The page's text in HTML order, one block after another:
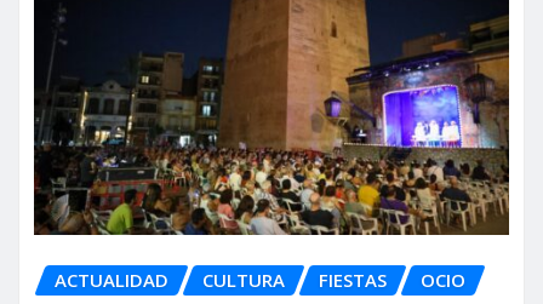
ACTUALIDAD CULTURA FIESTAS OCIO